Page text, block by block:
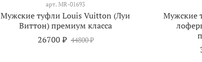
арт.MR-01693
Мужские туфли Louis Vuitton (Луи
Виттон) премиум класса
26700 ₽ 44800 ₽
Мужские